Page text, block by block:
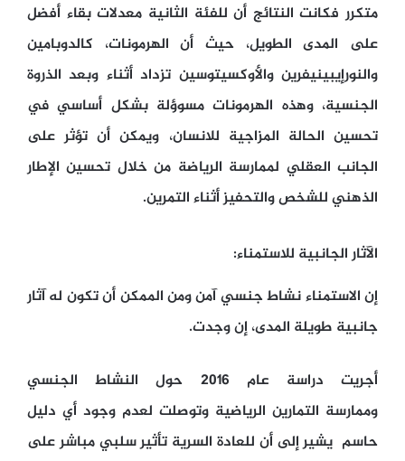
متكرر فكانت النتائج أن للفئة الثانية معدلات بقاء أفضل
على المدى الطويل، حيث أن الهرمونات، كالدوبامين
والنورإيبينيفرين والأوكسيتوسين تزداد أثناء وبعد الذروة
الجنسية، وهذه الهرمونات مسوؤلة بشكل أساسي في
تحسين الحالة المزاجية للانسان، ويمكن أن تؤثر على
الجانب العقلي لممارسة الرياضة من خلال تحسين الإطار
الذهني للشخص والتحفيز أثناء التمرين.
الآثار الجانبية للاستمناء:
إن الاستمناء نشاط جنسي آمن ومن الممكن أن تكون له آثار
جانبية طويلة المدى، إن وجدت.
أجريت دراسة عام 2016 حول النشاط الجنسي
وممارسة التمارين الرياضية وتوصلت لعدم وجود أي دليل
حاسم يشير إلى أن للعادة السرية تأثير سلبي مباشر على